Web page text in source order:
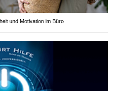
und Motivation im Büro